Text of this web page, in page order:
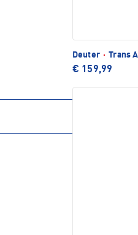
Deuter · Trans
€ 159,99